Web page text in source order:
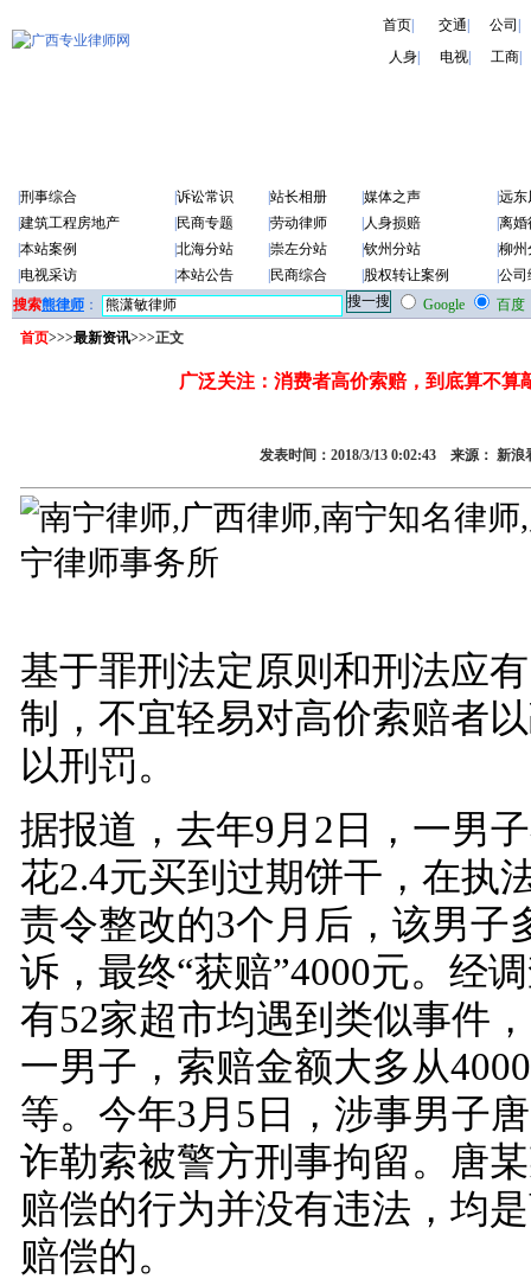
首页| 交通 公司
人身
电视 工商
刑事综合 诉讼常识 站长相册 媒体之声
远东
建筑工程房地产 民商专题 劳动律师 人身损赔
离婚
本站案例 北海分站 崇左分站 钦州分站
柳州
电视采访 本站公告 民商综合 股权转让案例
公司
搜索熊律师 ： Google
百度
首页>>>最新资讯>>>正文
广泛关注：消费者高价索赔，到底算不算
发表时间：2018/3/13 0:02:43 来源： 新浪
基于罪刑法定原则和刑法应
制，不宜轻易对高价索赔者
以刑罚。
据报道，去年9月2日，一男
花2.4元买到过期饼干，在执
责令整改的3个月后，该男子
诉，最终“获赔”4000元。经
有52家超市均遇到类似事件
一男子，索赔金额大多从
等。今年3月5日，涉事男子
诈勒索被警方刑事拘留。唐
赔偿的行为并没有违法，均
赔偿的。